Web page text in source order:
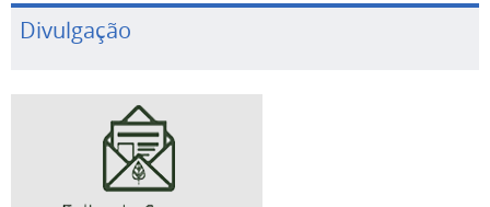
Divulgação